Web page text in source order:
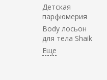
Детская
парфюмерия
Body лосьон
для тела Shaik